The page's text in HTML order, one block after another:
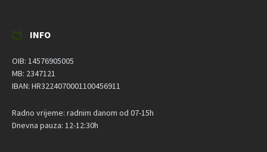
INFO
OIB: 14576905005
MB: 2347121
IBAN: HR3224070001100456911
Radno vrijeme: radnim danom od 07-15h
Dnevna pauza: 12-12:30h